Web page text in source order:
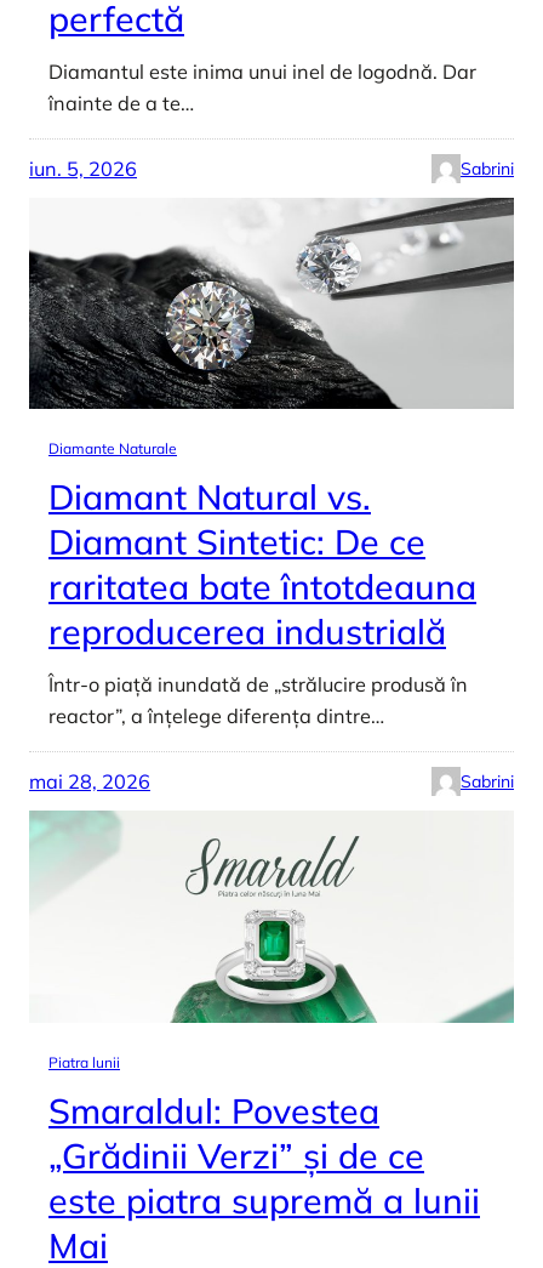
perfectă
Diamantul este inima unui inel de logodnă. Dar
înainte de a te…
iun. 5, 2026 Sabrini
Diamante Naturale
Diamant Natural vs.
Diamant Sintetic: De ce
raritatea bate întotdeauna
reproducerea industrială
Într-o piață inundată de „strălucire produsă în
reactor”, a înțelege diferența dintre…
mai 28, 2026 Sabrini
Piatra lunii
Smaraldul: Povestea
„Grădinii Verzi” și de ce
este piatra supremă a lunii
Mai